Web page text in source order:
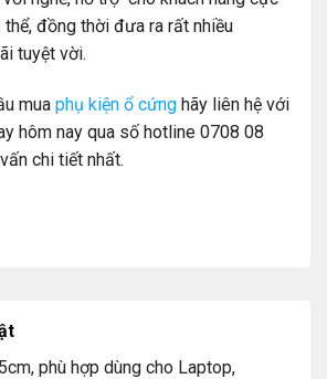
đồng thời đưa ra rất nhiều
tuyệt vời.
mua phụ kiện ổ cứng hãy liên hệ với
hôm nay qua số hotline 0708 08
chi tiết nhất.
phù hợp dùng cho Laptop,